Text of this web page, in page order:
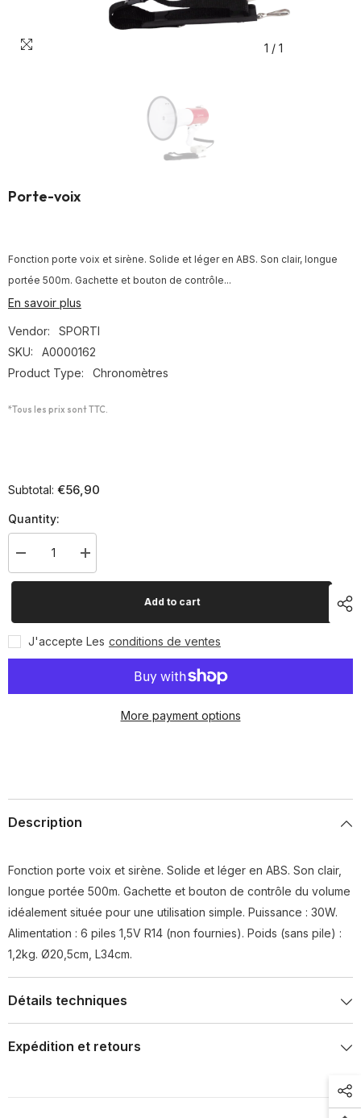
1 / 1
Porte-voix
Fonction porte voix et sirène. Solide et léger en ABS. Son clair, longue
portée 500m. Gachette et bouton de contrôle...
En savoir plus
Vendor:
SPORTI
SKU:
A0000162
Product Type:
Chronomètres
*Tous les prix sont TTC.
Subtotal: €56,90
Quantity:
Decrease
quantity
for
Increase
quantity
for
Add to cart
J'accepte Les conditions de ventes
More payment options
Description
Fonction porte voix et sirène. Solide et léger en ABS. Son clair,
longue portée 500m. Gachette et bouton de contrôle du volume
idéalement située pour une utilisation simple. Puissance : 30W.
Alimentation : 6 piles 1,5V R14 (non fournies). Poids (sans pile) :
1,2kg. Ø20,5cm, L34cm.
Détails techniques
Expédition et retours